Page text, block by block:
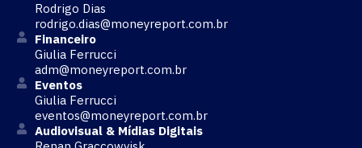
Rodrigo Dias
rodrigo.dias@moneyreport.com.br
Financeiro
Giulia Ferrucci
adm@moneyreport.com.br
Eventos
Giulia Ferrucci
eventos@moneyreport.com.br
Audiovisual & Mídias Digitais